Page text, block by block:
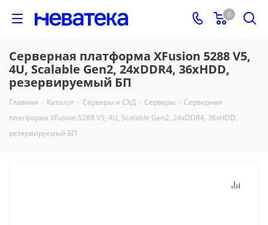
0
Серверная платформа XFusion 5288 V5,
4U, Scalable Gen2, 24xDDR4, 36xHDD,
резервируемый БП
Главная - Каталог - Серверы и СХД - Серверы - Серверная
платформа XFusion 5288 V5, 4U, Scalable Gen2, 24xDDR4, 36xHDD,
резервируемый БП